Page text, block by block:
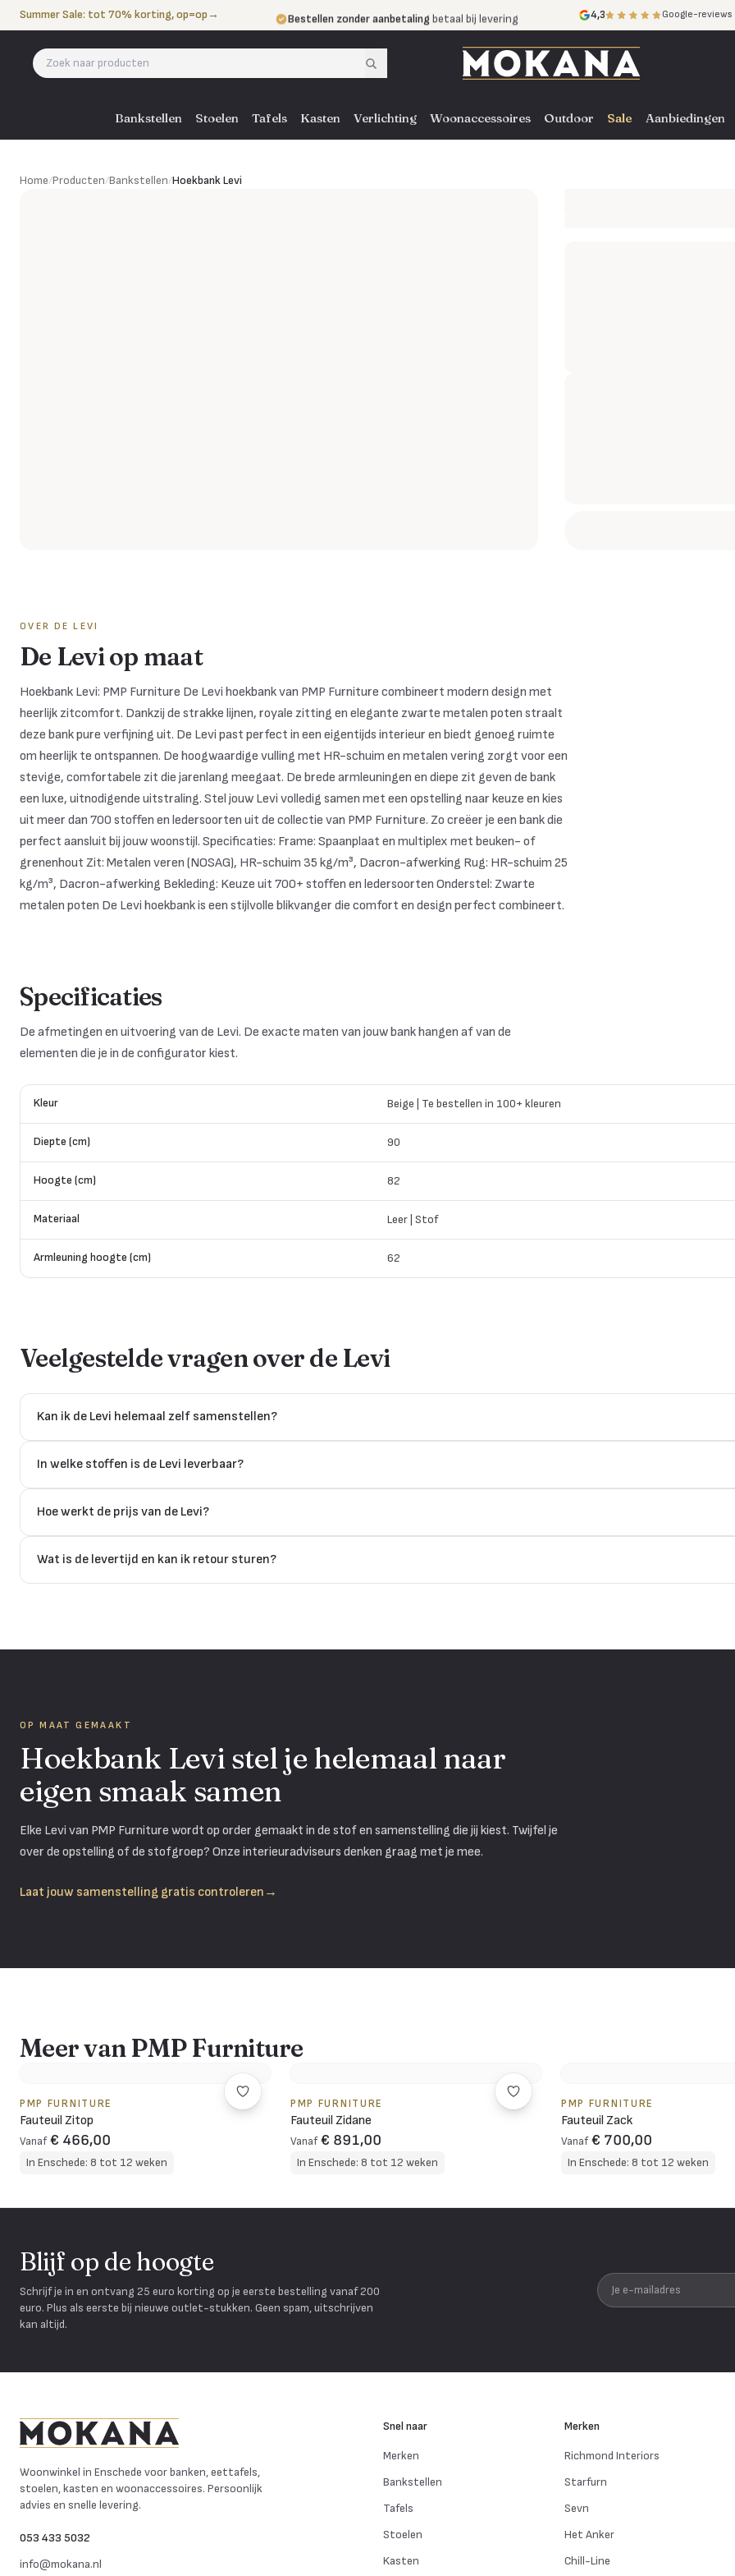
Naar de inhoud
Summer Sale: tot 70% korting, op=op→ Bestellen zonder aanbetaling betaal bij levering
Eigen bezorgdienst door heel NL, BE en DE
4,3 Google-reviews
Bankstellen Stoelen Tafels Kasten Verlichting Woonaccessoires Outdoor Sale Aanbiedingen
Hoekbank Levi
Home/Producten/Bankstellen/Hoekbank Levi
OVER DE LEVI
De Levi op maat
Hoekbank Levi: PMP Furniture De Levi hoekbank van PMP Furniture combineert modern design met
heerlijk zitcomfort. Dankzij de strakke lijnen, royale zitting en elegante zwarte metalen poten straalt
deze bank pure verfijning uit. De Levi past perfect in een eigentijds interieur en biedt genoeg ruimte
om heerlijk te ontspannen. De hoogwaardige vulling met HR-schuim en metalen vering zorgt voor een
stevige, comfortabele zit die jarenlang meegaat. De brede armleuningen en diepe zit geven de bank
een luxe, uitnodigende uitstraling. Stel jouw Levi volledig samen met een opstelling naar keuze en kies
uit meer dan 700 stoffen en ledersoorten uit de collectie van PMP Furniture. Zo creëer je een bank die
perfect aansluit bij jouw woonstijl. Specificaties: Frame: Spaanplaat en multiplex met beuken- of
grenenhout Zit: Metalen veren (NOSAG), HR-schuim 35 kg/m³, Dacron-afwerking Rug: HR-schuim 25
kg/m³, Dacron-afwerking Bekleding: Keuze uit 700+ stoffen en ledersoorten Onderstel: Zwarte
metalen poten De Levi hoekbank is een stijlvolle blikvanger die comfort en design perfect combineert.
Specificaties
De afmetingen en uitvoering van de Levi. De exacte maten van jouw bank hangen af van de
elementen die je in de configurator kiest.
Kleur Beige | Te bestellen in 100+ kleuren
Diepte (cm) 90
Hoogte (cm) 82
Materiaal Leer | Stof
Armleuning hoogte (cm) 62
Veelgestelde vragen over de Levi
Kan ik de Levi helemaal zelf samenstellen?
In welke stoffen is de Levi leverbaar?
Hoe werkt de prijs van de Levi?
Wat is de levertijd en kan ik retour sturen?
OP MAAT GEMAAKT
Hoekbank Levi stel je helemaal naar
eigen smaak samen
Elke Levi van PMP Furniture wordt op order gemaakt in de stof en samenstelling die jij kiest. Twijfel je
over de opstelling of de stofgroep? Onze interieuradviseurs denken graag met je mee.
Laat jouw samenstelling gratis controleren →
Meer van PMP Furniture
PMP FURNITURE
Fauteuil Zitop
Vanaf € 466,00
In Enschede: 8 tot 12 weken
PMP FURNITURE
Fauteuil Zidane
Vanaf € 891,00
In Enschede: 8 tot 12 weken
PMP FURNITURE
Fauteuil Zack
Vanaf € 700,00
In Enschede: 8 tot 12 weken
Blijf op de hoogte
Schrijf je in en ontvang 25 euro korting op je eerste bestelling vanaf 200
euro. Plus als eerste bij nieuwe outlet-stukken. Geen spam, uitschrijven
kan altijd.
Je e-mailadres
Woonwinkel in Enschede voor banken, eettafels,
stoelen, kasten en woonaccessoires. Persoonlijk
advies en snelle levering.
053 433 5032
info@mokana.nl
Snel naar
Merken
Bankstellen
Tafels
Stoelen
Kasten
Merken
Richmond Interiors
Starfurn
Sevn
Het Anker
Chill-Line